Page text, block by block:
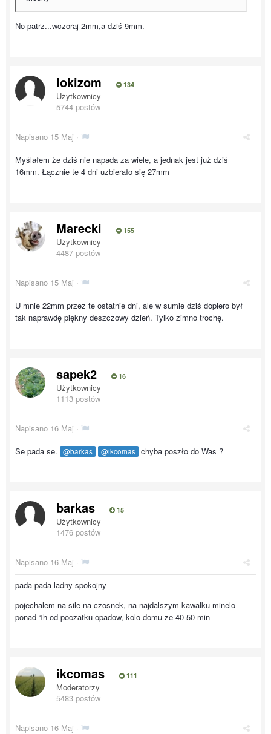
No patrz...wczoraj 2mm,a dziś 9mm.
lokizom 134
Użytkownicy
5744 postów
Napisano 15 Maj ·
Myślałem że dziś nie napada za wiele, a jednak jest już dziś
16mm. Łącznie te 4 dni uzbierało się 27mm
Marecki 155
Użytkownicy
4487 postów
Napisano 15 Maj ·
U mnie 22mm przez te ostatnie dni, ale w sumie dziś dopiero był
tak naprawdę piękny deszczowy dzień. Tylko zimno trochę.
sapek2 16
Użytkownicy
1113 postów
Napisano 16 Maj ·
Se pada se.
@barkas @ikcomas chyba poszło do Was ?
barkas 15
Użytkownicy
1476 postów
Napisano 16 Maj ·
pada pada ladny spokojny
pojechalem na sile na czosnek, na najdalszym kawalku minelo
ponad 1h od poczatku opadow, kolo domu ze 40-50 min
ikcomas 111
Moderatorzy
5483 postów
Napisano 16 Maj ·